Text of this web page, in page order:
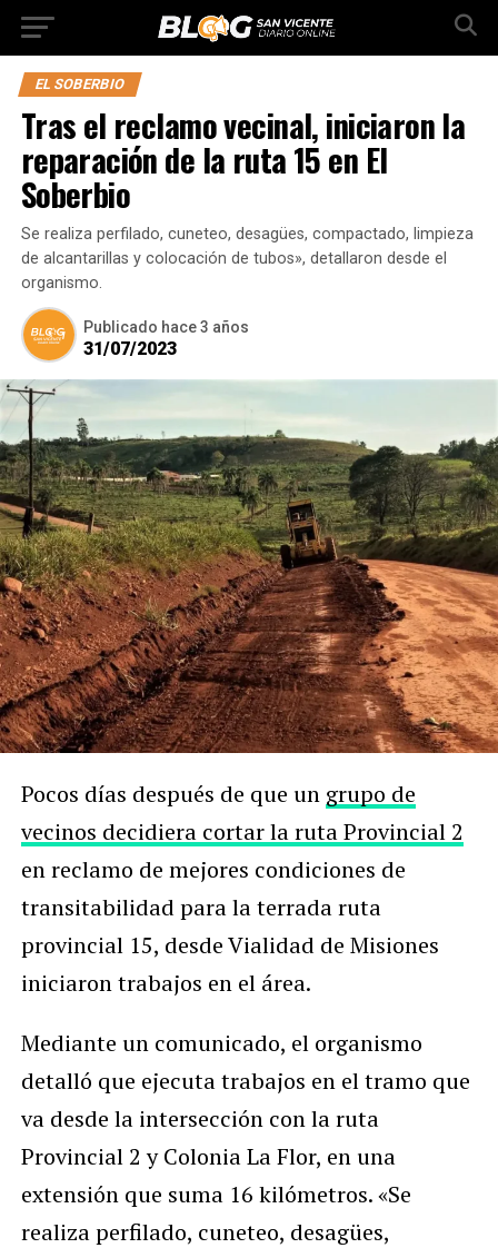
EL SOBERBIO
Tras el reclamo vecinal, iniciaron la
reparación de la ruta 15 en El
Soberbio
Se realiza perfilado, cuneteo, desagües, compactado, limpieza
de alcantarillas y colocación de tubos», detallaron desde el
organismo.
Publicado hace 3 años
31/07/2023
Pocos días después de que un grupo de
vecinos decidiera cortar la ruta Provincial 2
en reclamo de mejores condiciones de
transitabilidad para la terrada ruta
provincial 15, desde Vialidad de Misiones
iniciaron trabajos en el área.
Mediante un comunicado, el organismo
detalló que ejecuta trabajos en el tramo que
va desde la intersección con la ruta
Provincial 2 y Colonia La Flor, en una
extensión que suma 16 kilómetros. «Se
realiza perfilado, cuneteo, desagües,